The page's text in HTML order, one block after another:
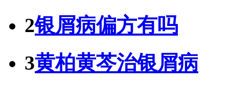
2银屑病偏方有吗
3黄柏黄芩治银屑病